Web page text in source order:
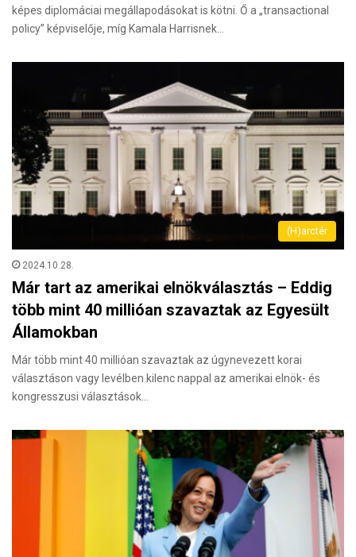
képes diplomáciai megállapodásokat is kötni. Ő a „transactional
policy” képviselője, míg Kamala Harrisnek…
(H)arctér
2024.10.28.
Már tart az amerikai elnökválasztás – Eddig
több mint 40 millióan szavaztak az Egyesült
Államokban
Már több mint 40 millióan szavaztak az úgynevezett korai
választáson vagy levélben kilenc nappal az amerikai elnök- és
kongresszusi választások…